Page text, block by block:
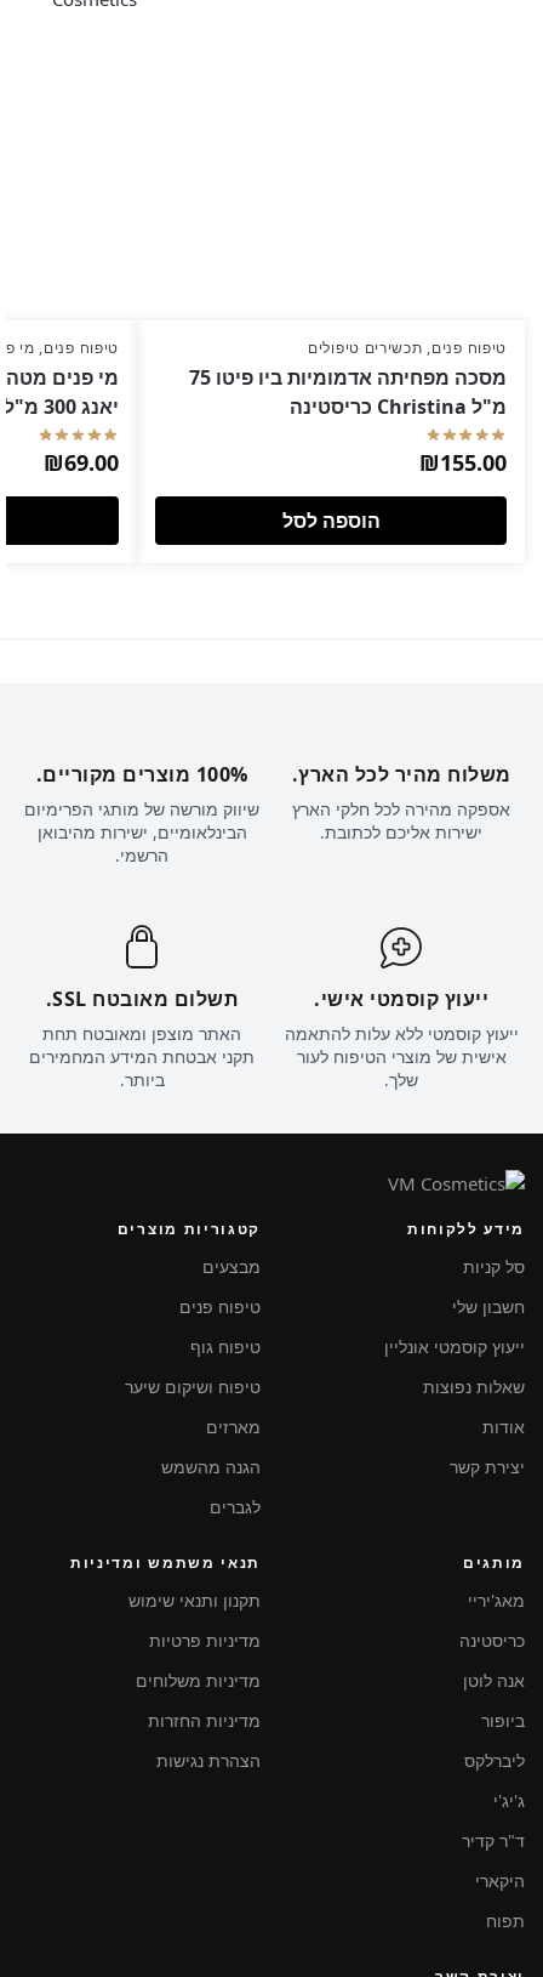
טיפוח פנים, תכשירים טיפולים
מסכה מפחיתה אדמומיות ביו פיטו 75
מ"ל Christina כריסטינה
₪155.00
הוספה לסל
טיפוח פנים, מי
מי פנים
יאנג 300 מ"ל Christina כריסטינה
₪69.00
משלוח מהיר לכל הארץ.
אספקה מהירה לכל חלקי הארץ
ישירות אליכם לכתובת.
100% מוצרים מקוריים.
שיווק מורשה של מותגי הפרימיום
הבינלאומיים, ישירות מהיבואן
הרשמי.
ייעוץ קוסמטי אישי.
ייעוץ קוסמטי ללא עלות להתאמה
אישית של מוצרי הטיפוח לעור
שלך.
תשלום מאובטח SSL.
האתר מוצפן ומאובטח תחת
תקני אבטחת המידע המחמירים
ביותר.
מידע ללקוחות
סל קניות
חשבון שלי
ייעוץ קוסמטי אונליין
שאלות נפוצות
אודות
יצירת קשר
קטגוריות מוצרים
מבצעים
טיפוח פנים
טיפוח גוף
טיפוח ושיקום שיער
מארזים
הגנה מהשמש
לגברים
מותגים
מאג'יריי
כריסטינה
אנה לוטן
ביופור
ליברלקס
ג'יג'י
ד"ר קדיר
היקארי
תפוח
תנאי משתמש ומדיניות
תקנון ותנאי שימוש
מדיניות פרטיות
מדיניות משלוחים
מדיניות החזרות
הצהרת נגישות